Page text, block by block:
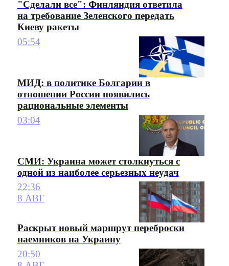
"Сделали все": Финляндия ответила
на требование Зеленского передать
Киеву ракеты
05:54
МИД: в политике Болгарии в
отношении России появились
рациональные элементы
03:04
СМИ: Украина может столкнуться с
одной из наиболее серьезных неудач
22:36
8 АВГ
Раскрыт новый маршрут переброски
наемников на Украину
20:50